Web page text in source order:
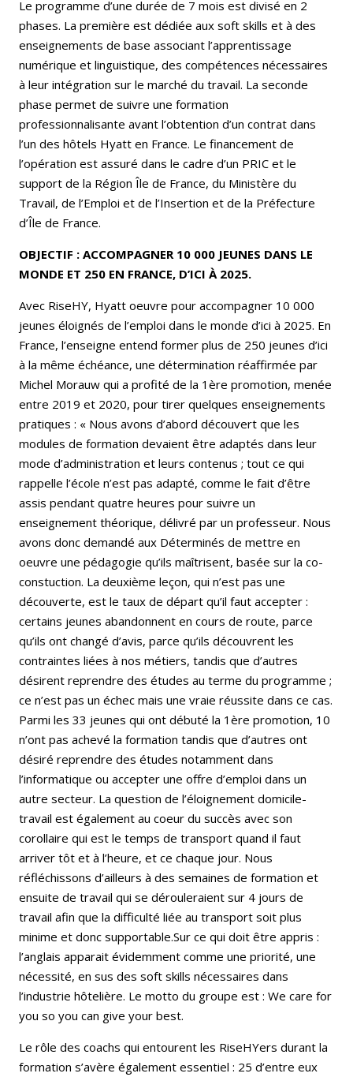
Le programme d’une durée de 7 mois est divisé en 2
phases. La première est dédiée aux soft skills et à des
enseignements de base associant l’apprentissage
numérique et linguistique, des compétences nécessaires
à leur intégration sur le marché du travail. La seconde
phase permet de suivre une formation
professionnalisante avant l’obtention d’un contrat dans
l’un des hôtels Hyatt en France. Le financement de
l’opération est assuré dans le cadre d’un PRIC et le
support de la Région Île de France, du Ministère du
Travail, de l’Emploi et de l’Insertion et de la Préfecture
d’Île de France.
OBJECTIF : ACCOMPAGNER 10 000 JEUNES DANS LE
MONDE ET 250 EN FRANCE, D’ICI À 2025.
Avec RiseHY, Hyatt oeuvre pour accompagner 10 000
jeunes éloignés de l’emploi dans le monde d’ici à 2025. En
France, l’enseigne entend former plus de 250 jeunes d’ici
à la même échéance, une détermination réaffirmée par
Michel Morauw qui a profité de la 1ère promotion, menée
entre 2019 et 2020, pour tirer quelques enseignements
pratiques : « Nous avons d’abord découvert que les
modules de formation devaient être adaptés dans leur
mode d’administration et leurs contenus ; tout ce qui
rappelle l’école n’est pas adapté, comme le fait d’être
assis pendant quatre heures pour suivre un
enseignement théorique, délivré par un professeur. Nous
avons donc demandé aux Déterminés de mettre en
oeuvre une pédagogie qu’ils maîtrisent, basée sur la co-
constuction. La deuxième leçon, qui n’est pas une
découverte, est le taux de départ qu’il faut accepter :
certains jeunes abandonnent en cours de route, parce
qu’ils ont changé d’avis, parce qu’ils découvrent les
contraintes liées à nos métiers, tandis que d’autres
désirent reprendre des études au terme du programme ;
ce n’est pas un échec mais une vraie réussite dans ce cas.
Parmi les 33 jeunes qui ont débuté la 1ère promotion, 10
n’ont pas achevé la formation tandis que d’autres ont
désiré reprendre des études notamment dans
l’informatique ou accepter une offre d’emploi dans un
autre secteur. La question de l’éloignement domicile-
travail est également au coeur du succès avec son
corollaire qui est le temps de transport quand il faut
arriver tôt et à l’heure, et ce chaque jour. Nous
réfléchissons d’ailleurs à des semaines de formation et
ensuite de travail qui se dérouleraient sur 4 jours de
travail afin que la difficulté liée au transport soit plus
minime et donc supportable.Sur ce qui doit être appris :
l’anglais apparait évidemment comme une priorité, une
nécessité, en sus des soft skills nécessaires dans
l’industrie hôtelière. Le motto du groupe est : We care for
you so you can give your best.
Le rôle des coachs qui entourent les RiseHYers durant la
formation s’avère également essentiel : 25 d’entre eux